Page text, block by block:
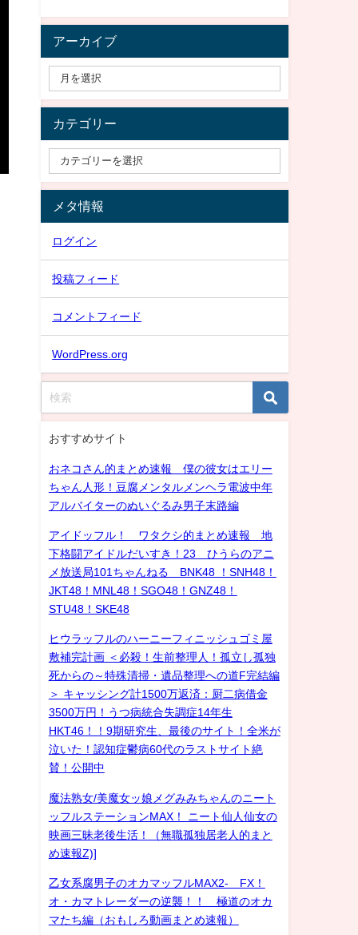
アーカイブ
カテゴリー
メタ情報
ログイン
投稿フィード
コメントフィード
WordPress.org
おすすめサイト
おネコさん的まとめ速報 僕の彼女はエリー
ちゃん人形！豆腐メンタルメンヘラ電波中年
アルバイターのぬいぐるみ男子末路編
アイドッフル！ ワタクシ的まとめ速報 地
下格闘アイドルだいすき！23 ひうらのアニ
メ放送局101ちゃんねる BNK48 ！SNH48！
JKT48！MNL48！SGO48！GNZ48！
STU48！SKE48
ヒウラッフルのハーニーフィニッシュゴミ屋
敷補完計画 ＜必殺！生前整理人！孤立し孤独
死からの～特殊清掃・遺品整理への道F完結編
＞ キャッシング計1500万返済：厨二病借金
3500万円！うつ病統合失調症14年生
HKT46！！9期研究生、最後のサイト！全米が
泣いた！認知症鬱病60代のラストサイト絶
賛！公開中
魔法熟女/美魔女ッ娘メグみみちゃんのニート
ッフルステーションMAX！ ニート仙人仙女の
映画三昧老後生活！（無職孤独居老人的まと
め速報Z)]
乙女系腐男子のオカマッフルMAX2- FX！
オ・カマトレーダーの逆襲！！ 極道のオカ
マたち編（おもしろ動画まとめ速報）